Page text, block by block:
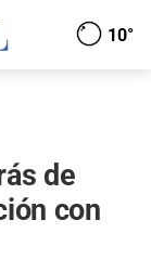
10°
de
con